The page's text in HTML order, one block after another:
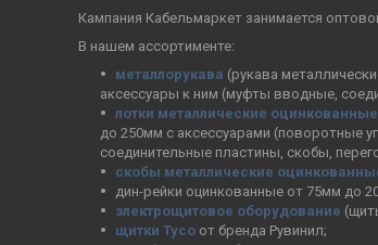
Кампания Кабельмаркет занимается
В нашем ассортименте:
металлорукава (рукава
аксессуары к ним (муфты вводные,
лотки металлические оцинкованные
до 250мм с аксессуарами (поворотные
соединительные пластины, скобы,
скобы металлические
дин-рейки оцинкованные от 75мм до
электрощитовое оборудование
щитки Тусо от бренда Рувинил;